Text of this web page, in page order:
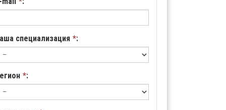
специализация *:
*: